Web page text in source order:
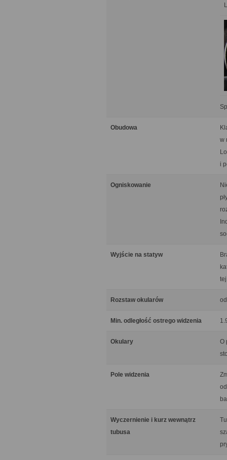
Obudowa
w
i
Ogniskowanie
Wyjście na statyw
Rozstaw okularów
Min. odległość ostrego widzenia
Okulary
O
Pole widzenia
Wyczernienie i kurz wewnątrz
tubusa